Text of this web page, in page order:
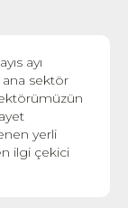
ayı
sektör
yerli
ilgi çekici